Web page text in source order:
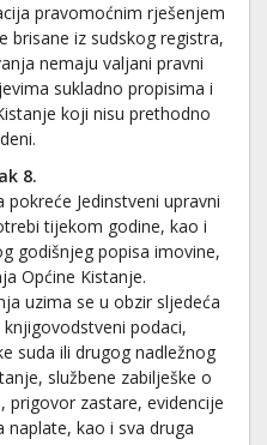
pravomoćnim rješenjem
brisane iz sudskog registra,
nemaju valjani pravni
sukladno propisima i
koji nisu prethodno
8.
Jedinstveni upravni
tijekom godine, kao i
godišnjeg popisa imovine,
Općine Kistanje.
uzima se u obzir sljedeća
podaci,
suda ili drugog nadležnog
službene zabilješke o
zastare, evidencije
kao i sva druga